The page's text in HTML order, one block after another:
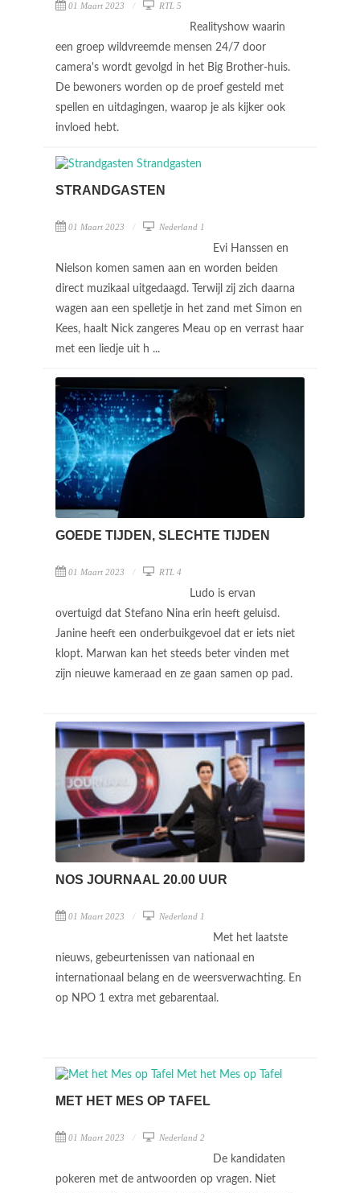
01 Maart 2023 RTL 5
Realityshow waarin
een groep wildvreemde mensen 24/7 door
camera's wordt gevolgd in het Big Brother-huis.
De bewoners worden op de proef gesteld met
spellen en uitdagingen, waarop je als kijker ook
invloed hebt.
STRANDGASTEN
01 Maart 2023 Nederland 1
Evi Hanssen en
Nielson komen samen aan en worden beiden
direct muzikaal uitgedaagd. Terwijl zij zich daarna
wagen aan een spelletje in het zand met Simon en
Kees, haalt Nick zangeres Meau op en verrast haar
met een liedje uit h ...
GOEDE TIJDEN, SLECHTE TIJDEN
01 Maart 2023 RTL 4
Ludo is ervan
overtuigd dat Stefano Nina erin heeft geluisd.
Janine heeft een onderbuikgevoel dat er iets niet
klopt. Marwan kan het steeds beter vinden met
zijn nieuwe kameraad en ze gaan samen op pad.
NOS JOURNAAL 20.00 UUR
01 Maart 2023 Nederland 1
Met het laatste
nieuws, gebeurtenissen van nationaal en
internationaal belang en de weersverwachting. En
op NPO 1 extra met gebarentaal.
MET HET MES OP TAFEL
01 Maart 2023 Nederland 2
De kandidaten
pokeren met de antwoorden op vragen. Niet